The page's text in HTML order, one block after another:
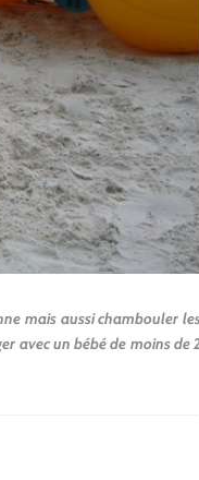
mais aussi chambouler
avec un bébé de moins de